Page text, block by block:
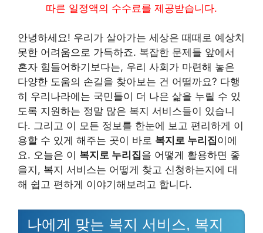
따른 일정액의 수수료를 제공받습니다.
안녕하세요! 우리가 살아가는 세상은 때때로 예상치
못한 어려움으로 가득하죠. 복잡한 문제들 앞에서
혼자 힘들어하기보다는, 우리 사회가 마련해 놓은
다양한 도움의 손길을 찾아보는 건 어떨까요? 다행
히 우리나라에는 국민들이 더 나은 삶을 누릴 수 있
도록 지원하는 정말 많은 복지 서비스들이 있습니
다. 그리고 이 모든 정보를 한눈에 보고 편리하게 이
용할 수 있게 해주는 곳이 바로 복지로 누리집이에
요. 오늘은 이 복지로 누리집을 어떻게 활용하면 좋
을지, 복지 서비스는 어떻게 찾고 신청하는지에 대
해 쉽고 편하게 이야기해보려고 합니다.
나에게 맞는 복지 서비스, 복지